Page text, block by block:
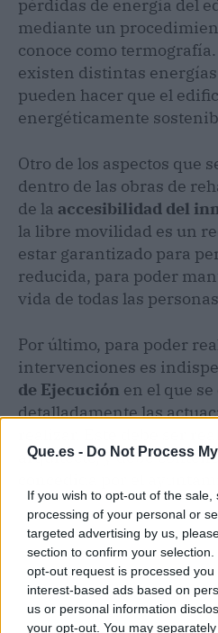
Que.es - Do Not Process
If you wish to opt-out of the
processing of your personal or
targeted advertising by us,
section to confirm your
opt-out request is processed
interest-based ads based on
us or personal information
your opt-out. You may
pérdidas de energía del
mediante un
conoce como
existen distintas
pueden hacer que el
energéticamente
Otro de los aspectos que
dentro de las obras de
de la accesibilidad del
la libre movilidad es un
estar garantizado para
reducida, para poder
vida de todas las
Por último, para poder
intervenciones es
de Ejecución en el que
detalladamente las
arquitecto, y debe